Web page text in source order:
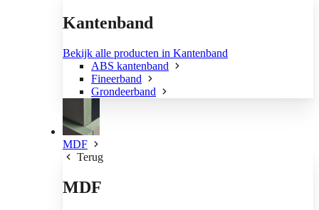
Kantenband
Bekijk alle producten in Kantenband
ABS kantenband
Fineerband
Grondeerband
MDF
Terug
MDF